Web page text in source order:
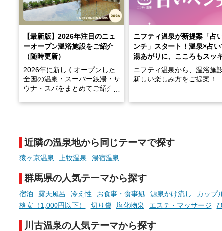
【最新版】2026年注目のニュ
ーオープン温浴施設をご紹介
（随時更新）
2026年に新しくオープンした
全国の温泉・スーパー銭湯・サ
ウナ・スパをまとめてご紹介！
まったスポットが続々登場して
います。
現地取材記事もあわせて紹介し
ていますので、気になる施設は
ぜひチェックして次のおでかけ
先の参考にしてみてください
ね。
ニフティ温泉が新提案「占
ンチ」スタート！温泉×占い
湯あがりに、こころもスッ
ニフティ温泉から、温浴施
新しい楽しみ方をご提案！
手相やタロットなど気軽に
近隣の温泉地から同じテーマで探す
猿ヶ京温泉 上牧温泉 湯宿温泉
群馬県の人気テーマから探す
宿泊 露天風呂 冷え性 お食事・食事処 源泉かけ流し
カップ
格安（1,000円以下）
切り傷 塩化物泉 エステ・マッサージ
川古温泉の人気テーマから探す